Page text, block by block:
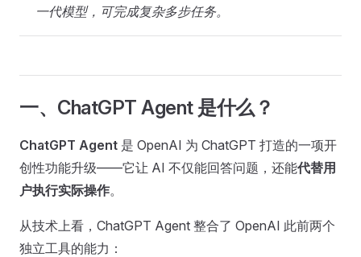
一代模型，可完成复杂多步任务。
一、ChatGPT Agent 是什么？
ChatGPT Agent 是 OpenAI 为 ChatGPT 打造的一项开
创性功能升级——它让 AI 不仅能回答问题，还能代替用
户执行实际操作。
从技术上看，ChatGPT Agent 整合了 OpenAI 此前两个
独立工具的能力：